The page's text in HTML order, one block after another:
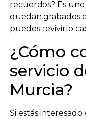
recuerdos? Es
quedan grabados
puedes revivirlo
¿Cómo
servicio
Murcia?
Si estás